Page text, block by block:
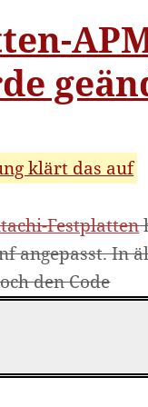
klärt das auf
Festplatten
angepasst. In
den Code